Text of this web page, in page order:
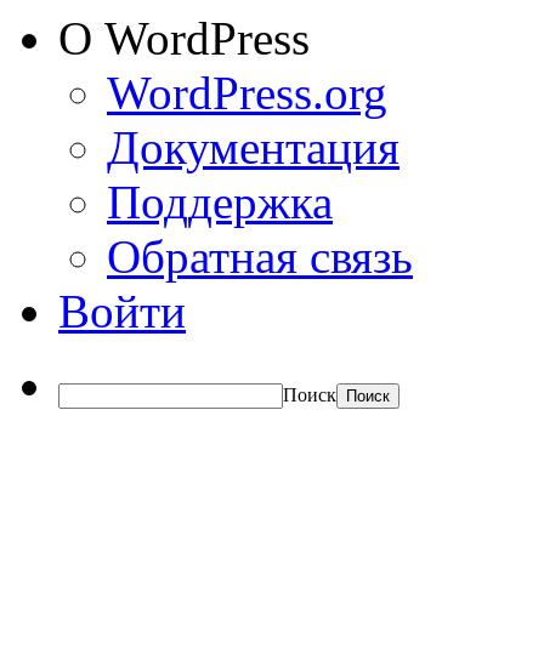
О WordPress
WordPress.org
Документация
Поддержка
Обратная связь
Войти
Поиск